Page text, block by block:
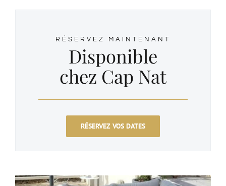
RÉSERVEZ MAINTENANT
Disponible
chez Cap Nat
RÉSERVEZ VOS DATES